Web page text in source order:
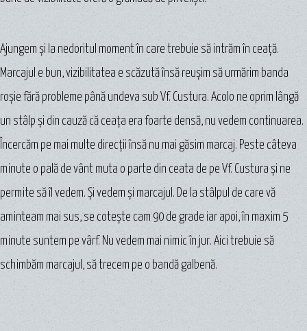
Ajungem şi la nedoritul moment în care trebuie să intrăm în ceaţă.
Marcajul e bun, vizibilitatea e scăzută însă reuşim să urmărim banda
roşie fără probleme până undeva sub Vf. Custura. Acolo ne oprim lângă
un stâlp şi din cauză că ceaţa era foarte densă, nu vedem continuarea.
Încercăm pe mai multe direcţii însă nu mai găsim marcaj. Peste câteva
minute o pală de vânt muta o parte din ceata de pe Vf. Custura şi ne
permite să îl vedem. Şi vedem şi marcajul. De la stâlpul de care vă
aminteam mai sus, se coteşte cam 90 de grade iar apoi, în maxim 5
minute suntem pe vârf. Nu vedem mai nimic în jur. Aici trebuie să
schimbăm marcajul, să trecem pe o bandă galbenă.